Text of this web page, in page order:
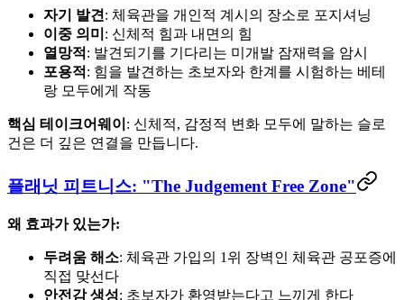
자기 발견 : 체육관을 개인적 계시의 장소로 포지셔닝
이중 의미 : 신체적 힘과 내면의 힘
열망적 : 발견되기를 기다리는 미개발 잠재력을 암시
포용적 : 힘을 발견하는 초보자와 한계를 시험하는 베테
랑 모두에게 작동
핵심 테이크어웨이 : 신체적, 감정적 변화 모두에 말하는 슬로
건은 더 깊은 연결을 만듭니다.
플래닛 피트니스: "The Judgement Free Zone"
왜 효과가 있는가:
두려움 해소: 체육관 가입의 1위 장벽인 체육관 공포증에
직접 맞선다
안전감 생성: 초보자가 환영받는다고 느끼게 한다